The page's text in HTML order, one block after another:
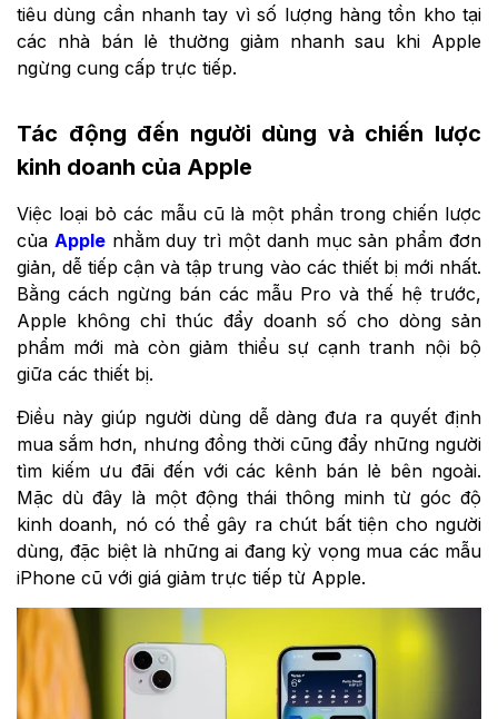
tiêu dùng cần nhanh tay vì số lượng hàng tồn kho tại
các nhà bán lẻ thường giảm nhanh sau khi Apple
ngừng cung cấp trực tiếp.
Tác động đến người dùng và chiến lược
kinh doanh của Apple
Việc loại bỏ các mẫu cũ là một phần trong chiến lược
của Applenhằm duy trì một danh mục sản phẩm đơn
giản, dễ tiếp cận và tập trung vào các thiết bị mới nhất.
Bằng cách ngừng bán các mẫu Pro và thế hệ trước,
Apple không chỉ thúc đẩy doanh số cho dòng sản
phẩm mới mà còn giảm thiểu sự cạnh tranh nội bộ
giữa các thiết bị.
Điều này giúp người dùng dễ dàng đưa ra quyết định
mua sắm hơn, nhưng đồng thời cũng đẩy những người
tìm kiếm ưu đãi đến với các kênh bán lẻ bên ngoài.
Mặc dù đây là một động thái thông minh từ góc độ
kinh doanh, nó có thể gây ra chút bất tiện cho người
dùng, đặc biệt là những ai đang kỳ vọng mua các mẫu
iPhone cũ với giá giảm trực tiếp từ Apple.